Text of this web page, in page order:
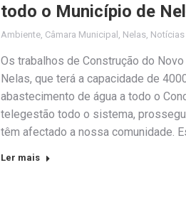
todo o Município de
Ambiente Câmara Municipal Nelas Notícias
Os trabalhos de Construção do
Nelas, que terá a capacidade de
abastecimento de água a todo o
telegestão todo o sistema,
têm afectado a nossa comunidade.
Ler mais